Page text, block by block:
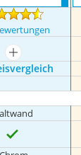
mehr anzeigen